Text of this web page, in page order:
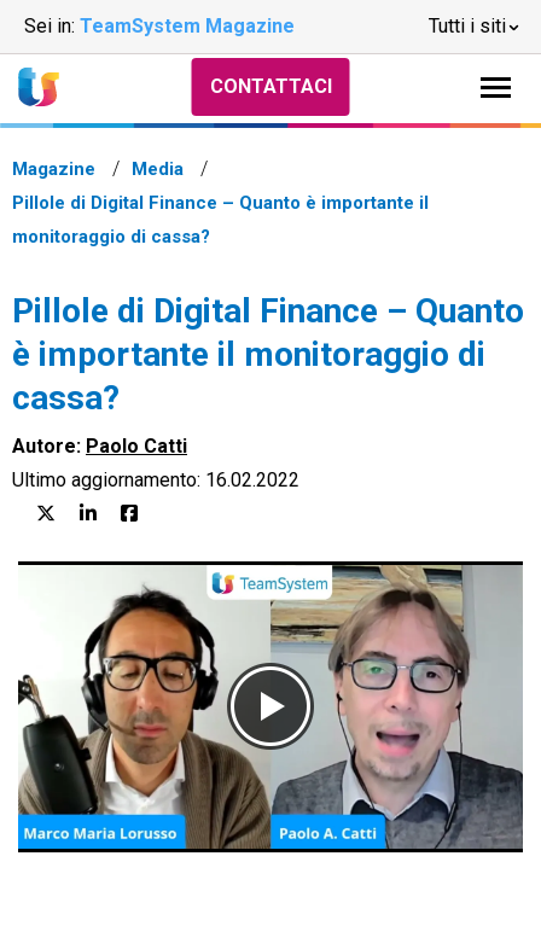
Sei in: TeamSystem Magazine Tutti i siti
CRM
Ecommerce
Email Marketing
Fatturazione
CONTATTACI
Magazine
Media
Pillole di Digital Finance – Quanto è importante il
monitoraggio di cassa?
Pillole di Digital Finance – Quanto
è importante il monitoraggio di
cassa?
Autore: Paolo Catti
Ultimo aggiornamento: 16.02.2022